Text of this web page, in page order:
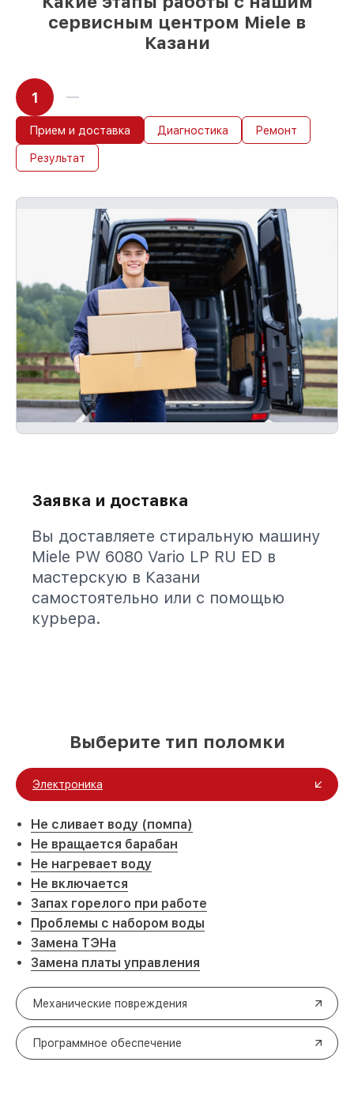
сервисным центром Miele в
Казани
1
Прием и доставка Диагностика Ремонт
Результат
Заявка и доставка
Вы доставляете стиральную машину
Miele PW 6080 Vario LP RU ED в
мастерскую в Казани
самостоятельно или с помощью
курьера.
Выберите тип поломки
Электроника
Не сливает воду (помпа)
Не вращается барабан
Не нагревает воду
Не включается
Запах горелого при работе
Проблемы с набором воды
Замена ТЭНа
Замена платы управления
Механические повреждения
Программное обеспечение